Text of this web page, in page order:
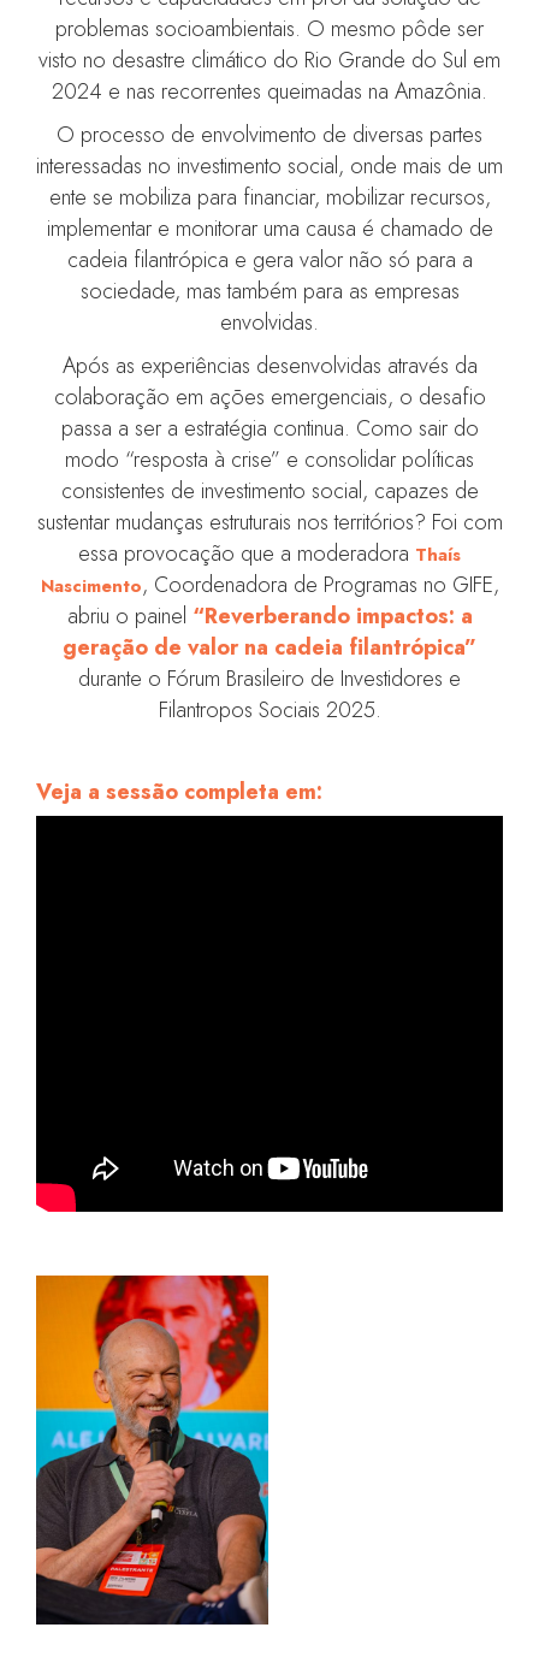
problemas socioambientais. O mesmo pôde ser
visto no desastre climático do Rio Grande do Sul em
2024 e nas recorrentes queimadas na Amazônia.
O processo de envolvimento de diversas partes
interessadas no investimento social, onde mais de um
ente se mobiliza para financiar, mobilizar recursos,
implementar e monitorar uma causa é chamado de
cadeia filantrópica e gera valor não só para a
sociedade, mas também para as empresas
envolvidas.
Após as experiências desenvolvidas através da
colaboração em ações emergenciais, o desafio
passa a ser a estratégia continua. Como sair do
modo “resposta à crise” e consolidar políticas
consistentes de investimento social, capazes de
sustentar mudanças estruturais nos territórios? Foi com
essa provocação que a moderadora Thaís
Nascimento, Coordenadora de Programas no GIFE,
abriu o painel “Reverberando impactos: a
geração de valor na cadeia filantrópica”
durante o Fórum Brasileiro de Investidores e
Filantropos Sociais 2025.
Veja a sessão completa em: